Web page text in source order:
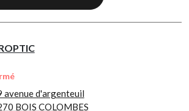
avenue d'argenteuil
BOIS COLOMBES